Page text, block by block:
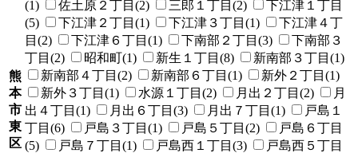
熊
本
市
東
区
(1)
佐土原２丁目(2) 三郎１丁目(2)
下江津１丁目
(5)
下江津２丁目(1) 下江津３丁目(1)
下江津４丁
目(2)
下江津６丁目(1) 下南部２丁目(3)
下南部３
丁目(2)
昭和町(1) 新生１丁目(8)
新南部３丁目(1)
新南部４丁目(2)
新南部６丁目(1)
新外２丁目(1)
新外３丁目(1)
水源１丁目(2) 月出２丁目(2)
月
出４丁目(1)
月出６丁目(3) 月出７丁目(1)
戸島１
丁目(6)
戸島３丁目(1) 戸島５丁目(2)
戸島６丁目
(5)
戸島７丁目(1) 戸島西１丁目(3)
戸島西５丁目